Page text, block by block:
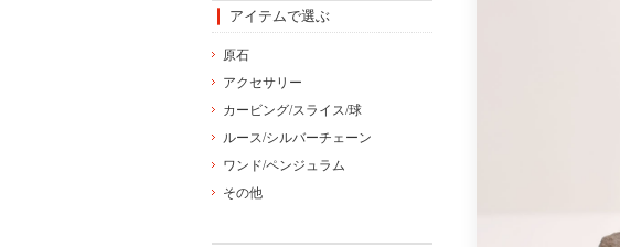
アイテムで選ぶ
原石
アクセサリー
カービング/スライス/球
ルース/シルバーチェーン
ワンド/ペンジュラム
その他